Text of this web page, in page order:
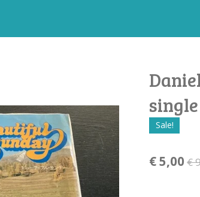
Sale!
€ 5,00 €